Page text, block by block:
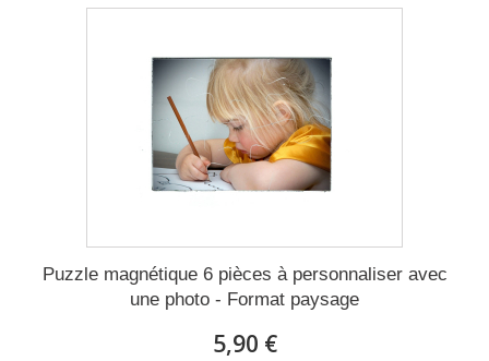
Puzzle magnétique 6 pièces à personnaliser avec
une photo - Format paysage
5,90 €